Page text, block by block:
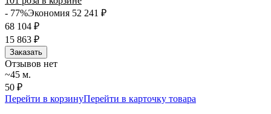
- 77%Экономия 52 241 ₽
68 104 ₽
15 863 ₽
Заказать
Отзывов нет
~45 м.
50 ₽
Перейти в корзинуПерейти в карточку товара